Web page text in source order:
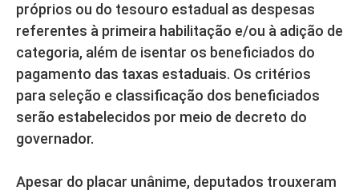
próprios ou do tesouro estadual as despesas
referentes à primeira habilitação e/ou à adição de
categoria, além de isentar os beneficiados do
pagamento das taxas estaduais. Os critérios
para seleção e classificação dos beneficiados
serão estabelecidos por meio de decreto do
governador.
Apesar do placar unânime, deputados trouxeram